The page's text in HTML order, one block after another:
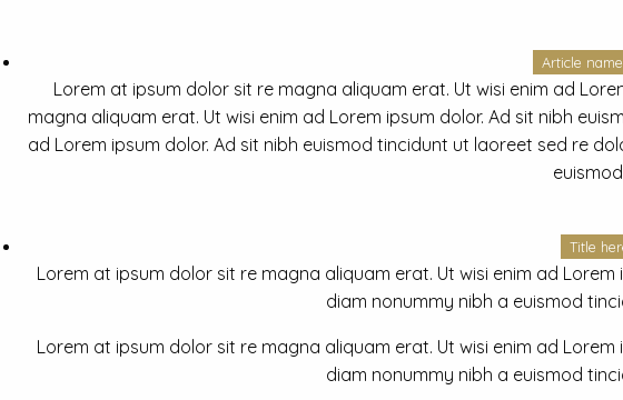
Article
Lorem at ipsum dolor sit re magna aliquam erat. Ut wisi enim ad
magna aliquam erat. Ut wisi enim ad Lorem ipsum dolor. Ad sit nibh
ad Lorem ipsum dolor. Ad sit nibh euismod tincidunt ut laoreet sed re
Title
Lorem at ipsum dolor sit re magna aliquam erat. Ut wisi enim ad
diam nonummy nibh a euismod
Lorem at ipsum dolor sit re magna aliquam erat. Ut wisi enim ad
diam nonummy nibh a euismod